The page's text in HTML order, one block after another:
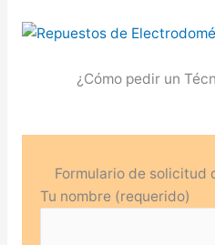
¿Cómo pedir un
Formulario de solicitud
Tu nombre (requerido)